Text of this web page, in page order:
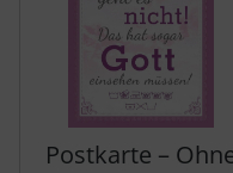
Postkarte –